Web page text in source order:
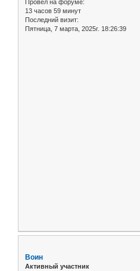
Провел на форуме:
13 часов 59 минут
Последний визит:
Пятница, 7 марта, 2025г. 18:26:39
Воин
Активный участник